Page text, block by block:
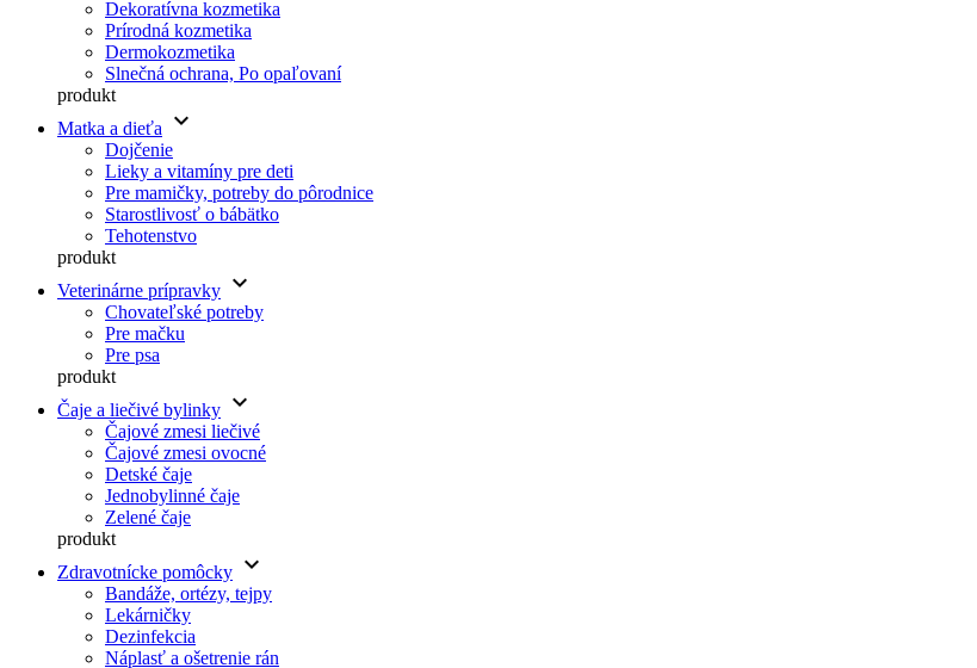
Dekoratívna kozmetika
Prírodná kozmetika
Dermokozmetika
Slnečná ochrana, Po opaľovaní
produkt
Matka a dieťa
keyboard_arrow_down
Dojčenie
Lieky a vitamíny pre deti
Pre mamičky, potreby do pôrodnice
Starostlivosť o bábätko
Tehotenstvo
produkt
Veterinárne prípravky keyboard_arrow_down
Chovateľské potreby
Pre mačku
Pre psa
produkt
Čaje a liečivé bylinky keyboard_arrow_down
Čajové zmesi liečivé
Čajové zmesi ovocné
Detské čaje
Jednobylinné čaje
Zelené čaje
produkt
Zdravotnícke pomôcky keyboard_arrow_down
Bandáže, ortézy, tejpy
Lekárničky
Dezinfekcia
Náplasť a ošetrenie rán